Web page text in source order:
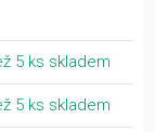
5 ks skladem
5 ks skladem